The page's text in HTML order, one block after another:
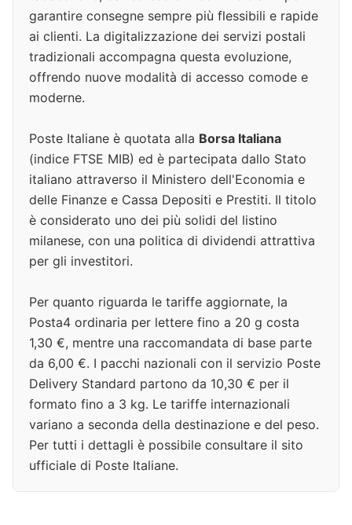
garantire consegne sempre più flessibili e rapide
ai clienti. La digitalizzazione dei servizi postali
tradizionali accompagna questa evoluzione,
offrendo nuove modalità di accesso comode e
moderne.
Poste Italiane è quotata alla Borsa Italiana
(indice FTSE MIB) ed è partecipata dallo Stato
italiano attraverso il Ministero dell'Economia e
delle Finanze e Cassa Depositi e Prestiti. Il titolo
è considerato uno dei più solidi del listino
milanese, con una politica di dividendi attrattiva
per gli investitori.
Per quanto riguarda le tariffe aggiornate, la
Posta4 ordinaria per lettere fino a 20 g costa
1,30 €, mentre una raccomandata di base parte
da 6,00 €. I pacchi nazionali con il servizio Poste
Delivery Standard partono da 10,30 € per il
formato fino a 3 kg. Le tariffe internazionali
variano a seconda della destinazione e del peso.
Per tutti i dettagli è possibile consultare il sito
ufficiale di Poste Italiane.